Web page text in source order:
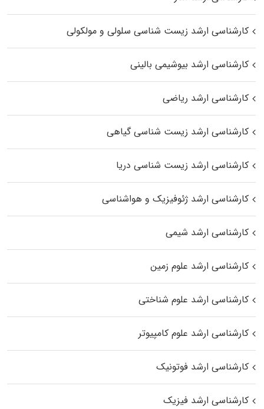
کارشناسی ارشد زیست شناسی سلولی و مولکولی
کارشناسی ارشد بیوشیمی بالینی
کارشناسی ارشد ریاضی
کارشناسی ارشد زیست‌ شناسی گیاهی
کارشناسی ارشد زیست‌ شناسی دریا
کارشناسی ارشد ژئوفیزیک و هواشناسی
کارشناسی ارشد شیمی
کارشناسی ارشد علوم زمین
کارشناسی ارشد علوم شناختی
کارشناسی ارشد علوم کامپیوتر
کارشناسی ارشد فوتونیک
کارشناسی ارشد فیزیک